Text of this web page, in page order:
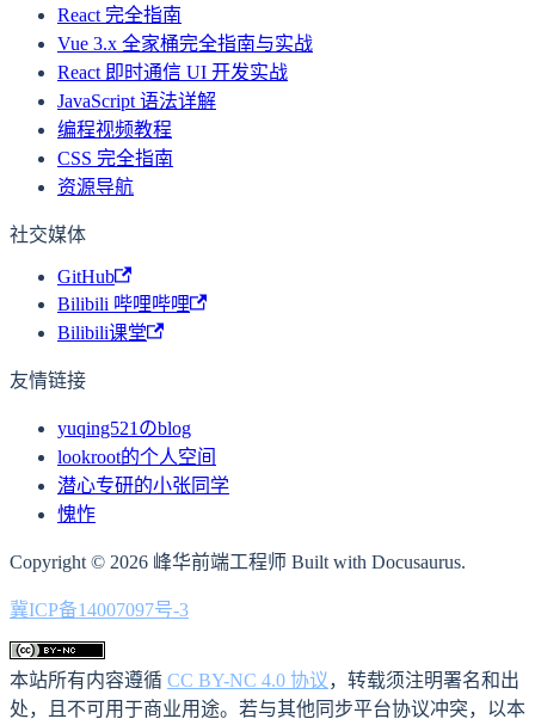
React 完全指南
Vue 3.x 全家桶完全指南与实战
React 即时通信 UI 开发实战
JavaScript 语法详解
编程视频教程
CSS 完全指南
资源导航
社交媒体
GitHub
Bilibili 哔哩哔哩
Bilibili课堂
友情链接
yuqing521のblog
lookroot的个人空间
潜心专研的小张同学
愧怍
Copyright © 2026 峰华前端工程师 Built with Docusaurus.
冀ICP备14007097号-3
本站所有内容遵循 CC BY-NC 4.0 协议，转载须注明署名和出
处，且不可用于商业用途。若与其他同步平台协议冲突，以本